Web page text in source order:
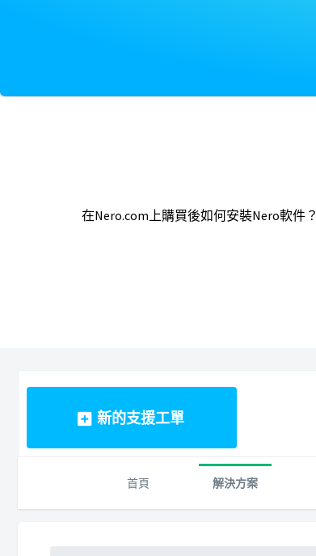
在Nero.com上購買後如何安裝Nero軟件？
新的支援工單
首頁 解決方案